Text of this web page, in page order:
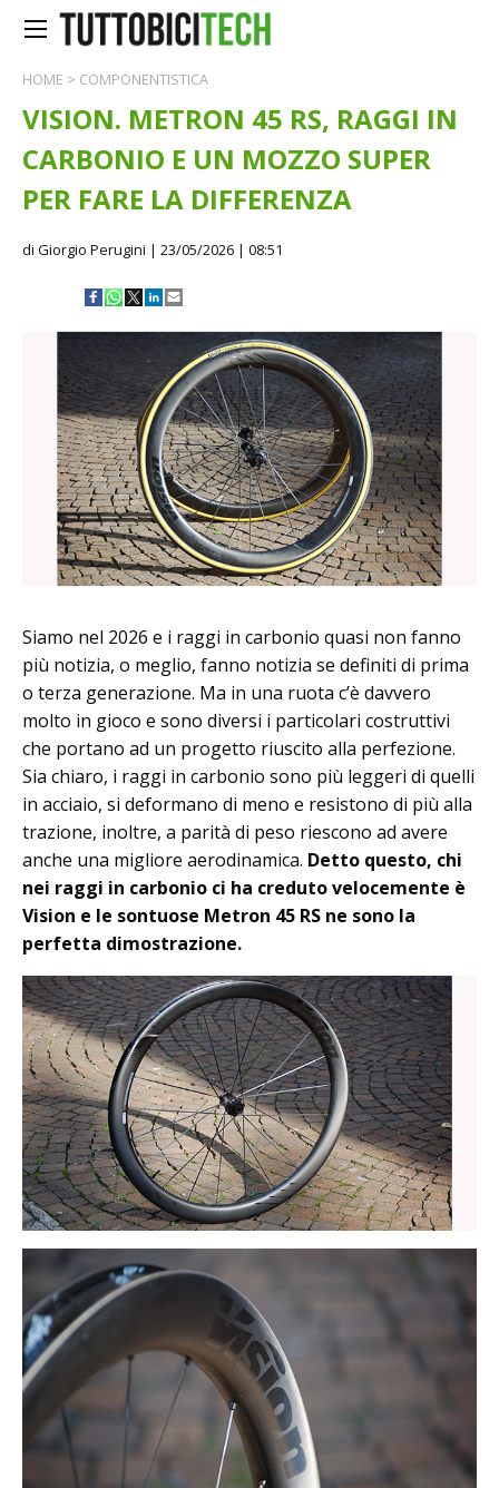
HOME > COMPONENTISTICA
VISION. METRON 45 RS, RAGGI IN
CARBONIO E UN MOZZO SUPER
PER FARE LA DIFFERENZA
di Giorgio Perugini | 23/05/2026 | 08:51
Siamo nel 2026 e i raggi in carbonio quasi non fanno
più notizia, o meglio, fanno notizia se definiti di prima
o terza generazione. Ma in una ruota c’è davvero
molto in gioco e sono diversi i particolari costruttivi
che portano ad un progetto riuscito alla perfezione.
Sia chiaro, i raggi in carbonio sono più leggeri di quelli
in acciaio, si deformano di meno e resistono di più alla
trazione, inoltre, a parità di peso riescono ad avere
anche una migliore aerodinamica. Detto questo, chi
nei raggi in carbonio ci ha creduto velocemente è
Vision e le sontuose Metron 45 RS ne sono la
perfetta dimostrazione.